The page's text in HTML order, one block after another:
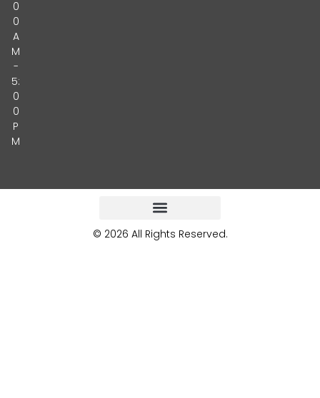
0
0
A
M
-
5:
0
0
P
M
© 2026 All Rights Reserved.